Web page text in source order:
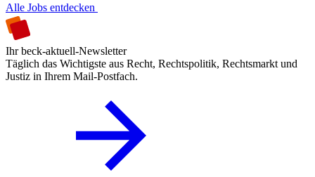
Alle Jobs entdecken
Ihr beck-aktuell-Newsletter
Täglich das Wichtigste aus Recht, Rechtspolitik, Rechtsmarkt und
Justiz in Ihrem Mail-Postfach.